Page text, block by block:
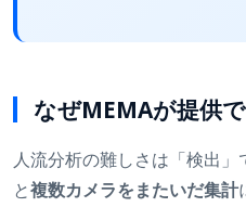
なぜMEMAが提供
人流分析の難しさは「検出」
と複数カメラをまたいだ集計